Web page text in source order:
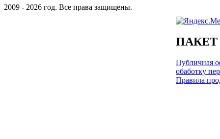
2009 - 2026 год. Все права защищены.
Публичная
обаботку
Правила